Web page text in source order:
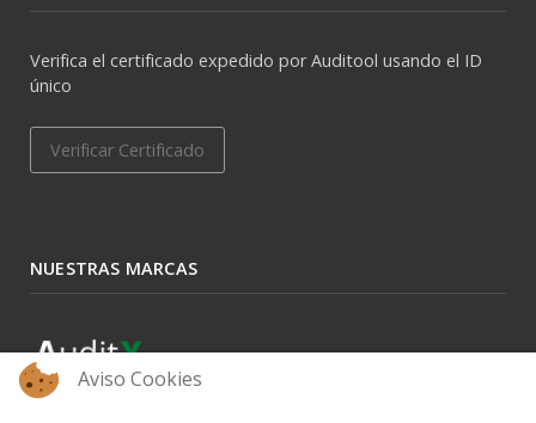
Verifica el certificado expedido por Auditool usando el ID
único
Verificar Certificado
NUESTRAS MARCAS
Aviso Cookies